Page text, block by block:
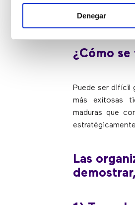
Denegar
más flexible
¿Cómo se
Puede ser difícil
más exitosas
maduras que
Las